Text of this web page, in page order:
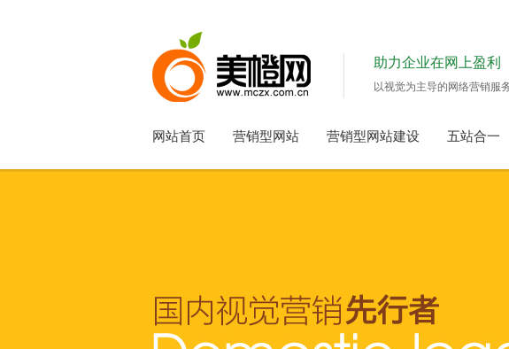
助力企业在网上盈利
以视觉为主导的网络营销服
网站首页 营销型网站 营销型网站建设 五站合一